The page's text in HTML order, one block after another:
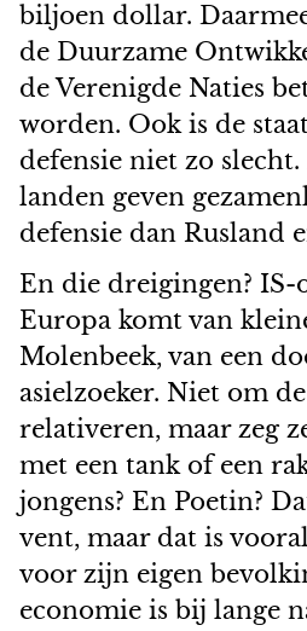
biljoen dollar.
de Duurzame
de Verenigde Naties
worden. Ook is de
defensie niet zo
landen geven
defensie dan Rusland
En die dreigingen?
Europa komt van
Molenbeek, van een
asielzoeker. Niet om
relativeren, maar zeg
met een tank of een
jongens? En Poetin?
vent, maar dat is
voor zijn eigen
economie is bij lange